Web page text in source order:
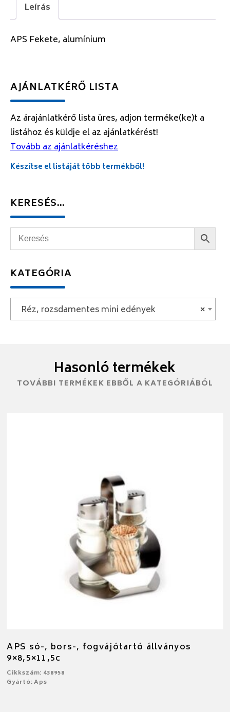
Leírás
APS Fekete, alumínium
AJÁNLATKÉRŐ LISTA
Az árajánlatkérő lista üres, adjon terméke(ke)t a
listához és küldje el az ajánlatkérést!
Tovább az ajánlatkéréshez
Készítse el listáját több termékből!
KERESÉS…
KATEGÓRIA
×
Réz, rozsdamentes mini edények
Hasonló termékek
TOVÁBBI TERMÉKEK EBBŐL A KATEGÓRIÁBÓL
APS só-, bors-, fogvájótartó állványos
9×8,5×11,5c
Cikkszám: 438958
Gyártó: Aps